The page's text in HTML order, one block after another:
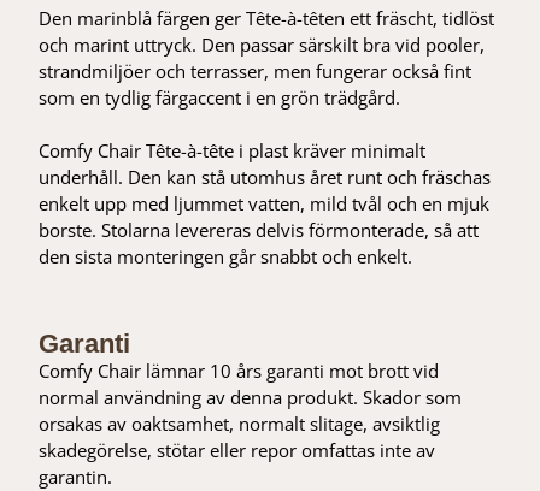
Den marinblå färgen ger Tête-à-têten ett fräscht, tidlöst
och marint uttryck. Den passar särskilt bra vid pooler,
strandmiljöer och terrasser, men fungerar också fint
som en tydlig färgaccent i en grön trädgård.
Comfy Chair Tête-à-tête i plast kräver minimalt
underhåll. Den kan stå utomhus året runt och fräschas
enkelt upp med ljummet vatten, mild tvål och en mjuk
borste. Stolarna levereras delvis förmonterade, så att
den sista monteringen går snabbt och enkelt.
Garanti
Comfy Chair lämnar 10 års garanti mot brott vid
normal användning av denna produkt. Skador som
orsakas av oaktsamhet, normalt slitage, avsiktlig
skadegörelse, stötar eller repor omfattas inte av
garantin.